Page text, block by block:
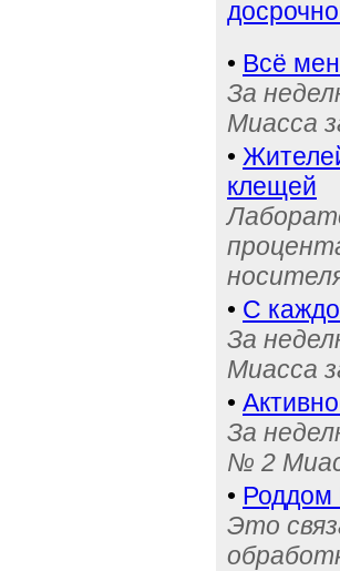
• Всё
За
Миасса
•
клещей
• С
За
Миасса
•
За
№ 2
• Роддом
Это